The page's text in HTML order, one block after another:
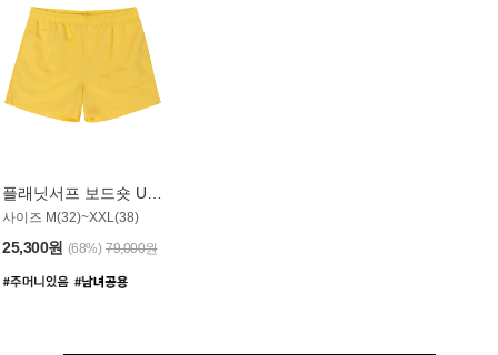
플래닛서프 보드숏 UMB008YPS
사이즈 M(32)~XXL(38)
25,300원 (68%) 79,000원